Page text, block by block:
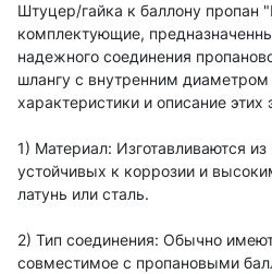
Штуцер/гайка к баллону
комплектующие,
надежного соединения
шлангу с внутренним
характеристики и описание этих
1) Материал: Изготавливаются
устойчивых к коррозии и
латунь или сталь.
2) Тип соединения: Обычно
совместимое с пропановыми